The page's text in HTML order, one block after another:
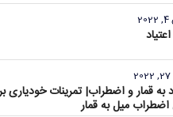
به قمار و اضطراب| تمرینات خودیاری
اضطراب میل به قمار